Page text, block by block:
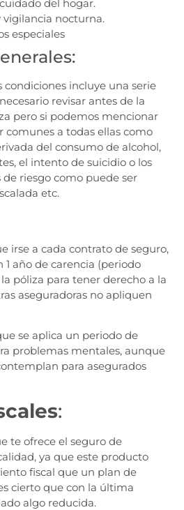
del hogar.
vigilancia nocturna.
especiales
condiciones incluye una serie
revisar antes de la
pero si podemos mencionar
comunes a todas ellas como
del consumo de alcohol,
el intento de suicidio o los
riesgo como puede ser
etc.
irse a cada contrato de seguro,
año de carencia (periodo
póliza para tener derecho a la
aseguradoras no apliquen
se aplica un periodo de
problemas mentales, aunque
para asegurados
:
te ofrece el seguro de
ya que este producto
fiscal que un plan de
cierto que con la última
algo reducida.